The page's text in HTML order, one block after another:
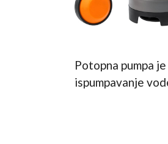
Potopna pumpa
ispumpavanje